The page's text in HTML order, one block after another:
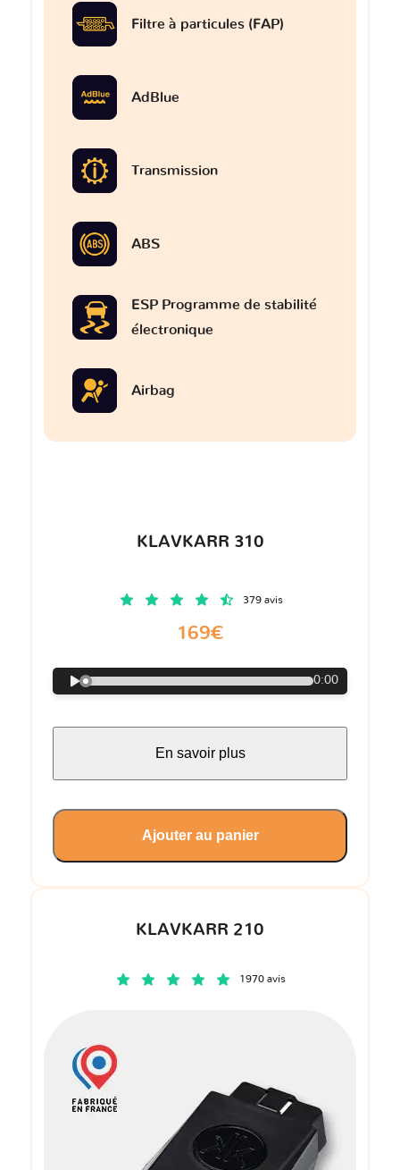
KLAVKARR 210
1970 avis
Filtre à particules (FAP)
AdBlue
Transmission
ABS
ESP Programme de stabilité
électronique
Airbag
KLAVKARR 310
379 avis
169€
0:00
En savoir plus
Ajouter au panier